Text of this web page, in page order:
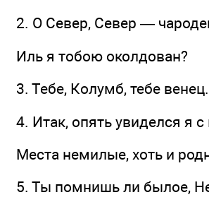
2. О Север, Север —
Иль я тобою околдован?
3. Тебе, Колумб, тебе венец.
4. Итак, опять увиделся я
Места немилые, хоть и
5. Ты помнишь ли былое,